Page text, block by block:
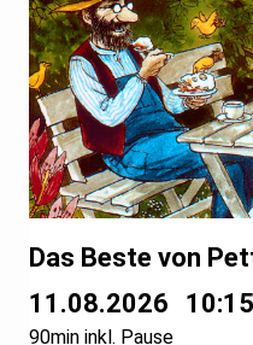
11.08.2026
90min inkl. Pause
Das Beste von